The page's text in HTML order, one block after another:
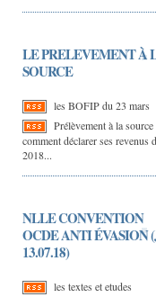
LE PRELEVEMENT À
SOURCE
les BOFIP du 23 mars
Prélèvement à la
comment déclarer ses revenus
2018...
NLLE CONVENTION
OCDE ANTI ÉVASION
13.07.18)
les textes et etudes